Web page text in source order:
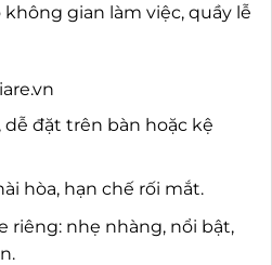
gian làm việc, quầy lễ
dễ đặt trên bàn hoặc kệ
hòa, hạn chế rối mắt.
riêng: nhẹ nhàng, nổi bật,